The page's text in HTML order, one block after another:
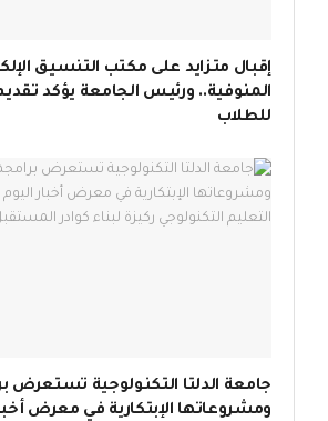
إقبال متزايد على مكتب التنسيق
المنوفية.. ورئيس الجامعة يؤكد
للطلاب
جامعة الدلتا التكنولوجية تستعرض
ومشروعاتها الإبتكارية في معرض